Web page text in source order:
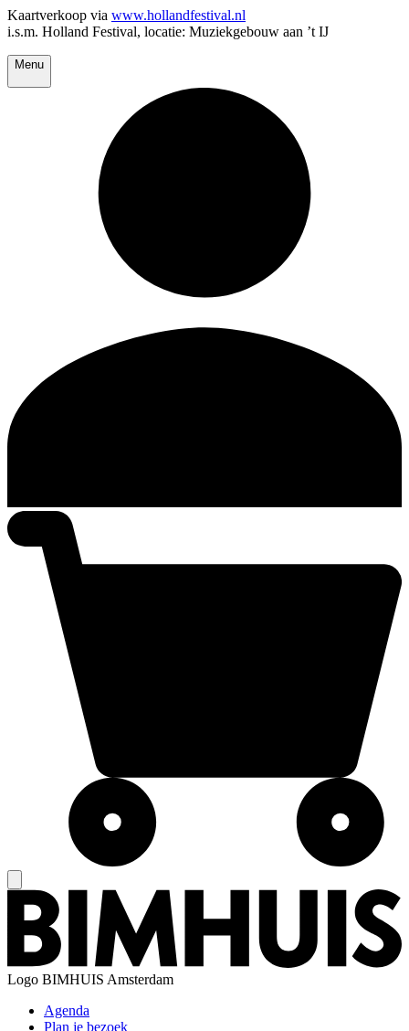
Kaartverkoop via www.hollandfestival.nl
i.s.m. Holland Festival, locatie: Muziekgebouw aan ’t IJ
Menu
Logo BIMHUIS Amsterdam
Agenda
Plan je bezoek